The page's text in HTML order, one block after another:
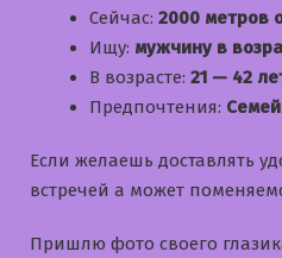
Сейчас: 2000 метров
Ищу: мужчину в
В возрасте: 21 — 42
Предпочтения:
Если желаешь доставлять
встречей а может
Пришлю фото своего